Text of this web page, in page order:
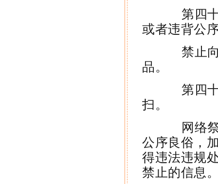
第四十
或者违背公
禁止向
品。
第四十
扫。
网络祭
公序良俗，
得违法违规
禁止的信息